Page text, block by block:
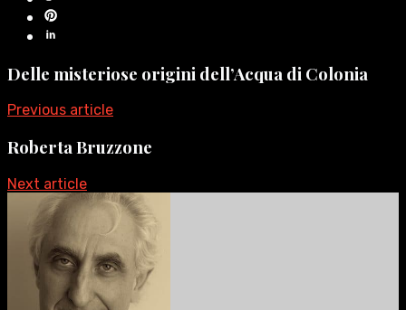
Delle misteriose origini dell’Acqua di Colonia
Previous article
Roberta Bruzzone
Next article